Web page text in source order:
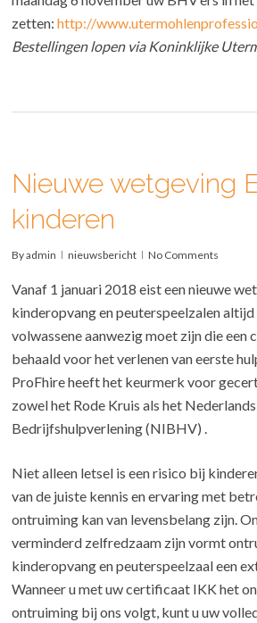
zetten:http://
Bestellingen lopen via Koninklijke
Nieuwe wetgeving
kinderen
Byadmin nieuwsbericht No Comments
Vanaf 1 januari 2018 eist een nieuwe
kinderopvang en peuterspeelzalen altijd
volwassene aanwezig moet zijn die
behaald voor het verlenen van eerste
ProFhire heeft het keurmerk voor
zowel het Rode Kruis als het
Bedrijfshulpverlening (NIBHV) .
Niet alleen letsel is een risico bij
van de juiste kennis en ervaring met
ontruiming kan van levensbelang zijn.
verminderd zelfredzaam zijn vormt
kinderopvang en peuterspeelzaal een
Wanneer u met uw certificaat IKK het
ontruiming bij ons volgt, kunt u uw